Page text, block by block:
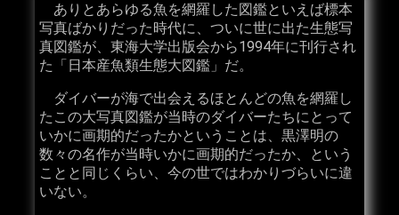
ありとあらゆる魚を網羅した図鑑といえば標本
写真ばかりだった時代に、ついに世に出た生態写
真図鑑が、東海大学出版会から1994年に刊行され
た「日本産魚類生態大図鑑」だ。
ダイバーが海で出会えるほとんどの魚を網羅し
たこの大写真図鑑が当時のダイバーたちにとって
いかに画期的だったかということは、黒澤明の
数々の名作が当時いかに画期的だったか、という
ことと同じくらい、今の世ではわかりづらいに違
いない。